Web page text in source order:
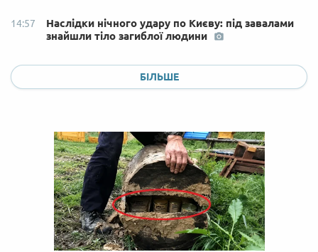
14:57
Наслідки нічного удару по Києву: під завалами
знайшли тіло загиблої людини
БІЛЬШЕ